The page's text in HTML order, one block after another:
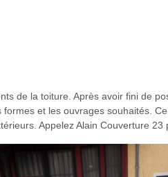
de la toiture. Après avoir fini de
et les ouvrages souhaités.
Appelez Alain Couverture 23